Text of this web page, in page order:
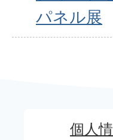
パネル展
個人